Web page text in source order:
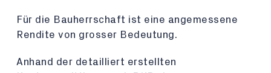
Für die Bauherrschaft ist eine angemessene
Rendite von grosser Bedeutung.
Anhand der detailliert erstellten